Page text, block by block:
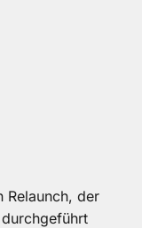
Relaunch, der